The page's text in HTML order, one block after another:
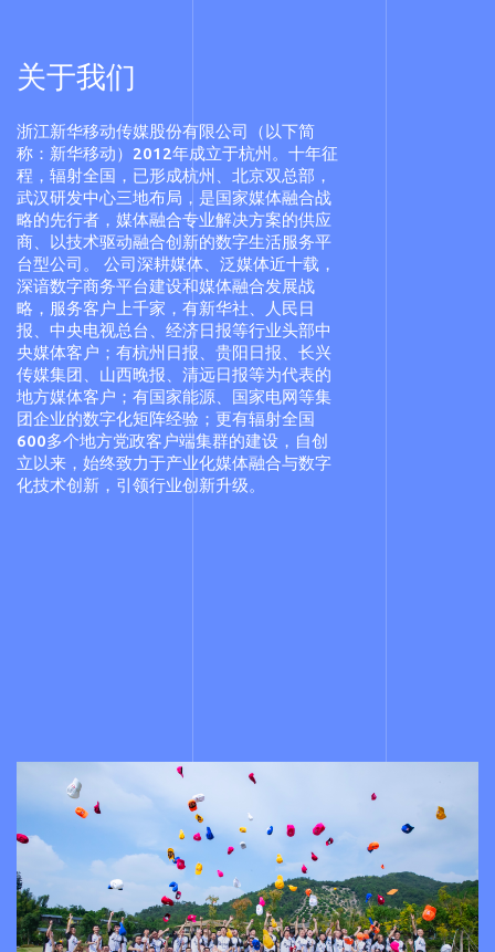
关于我们
浙江新华移动传媒股份有限公司（以下简
称：新华移动）2012年成立于杭州。十年征
程，辐射全国，已形成杭州、北京双总部，
武汉研发中心三地布局，是国家媒体融合战
略的先行者，媒体融合专业解决方案的供应
商、以技术驱动融合创新的数字生活服务平
台型公司。 公司深耕媒体、泛媒体近十载，
深谙数字商务平台建设和媒体融合发展战
略，服务客户上千家，有新华社、人民日
报、中央电视总台、经济日报等行业头部中
央媒体客户；有杭州日报、贵阳日报、长兴
传媒集团、山西晚报、清远日报等为代表的
地方媒体客户；有国家能源、国家电网等集
团企业的数字化矩阵经验；更有辐射全国
600多个地方党政客户端集群的建设，自创
立以来，始终致力于产业化媒体融合与数字
化技术创新，引领行业创新升级。